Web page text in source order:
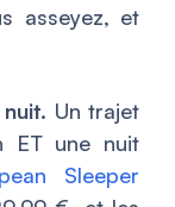
asseyez, et
Un trajet
ET une nuit
Sleeper